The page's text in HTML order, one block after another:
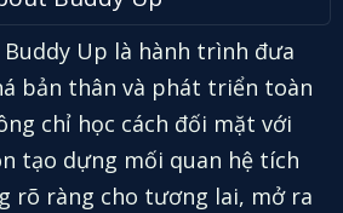
Buddy Up là hành trình đưa
bản thân và phát triển toàn
chỉ học cách đối mặt với
tạo dựng mối quan hệ tích
rõ ràng cho tương lai, mở ra